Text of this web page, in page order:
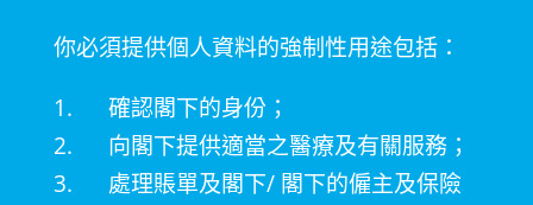
你必須提供個人資料的強制性用途包括：
1. 確認閣下的身份；
2. 向閣下提供適當之醫療及有關服務；
3. 處理賬單及閣下/ 閣下的僱主及保險